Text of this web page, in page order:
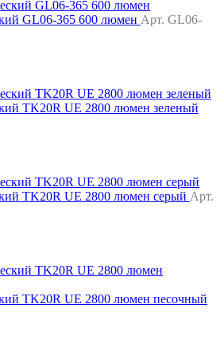
GL06-365 600 люмен Арт. GL06-
TK20R UE 2800 люмен зеленый
TK20R UE 2800 люмен серый Арт.
TK20R UE 2800 люмен песочный